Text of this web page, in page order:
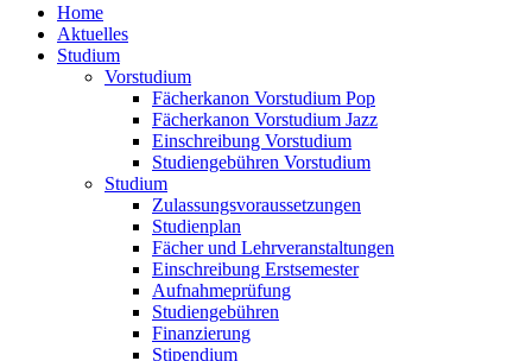
Home
Aktuelles
Studium
Vorstudium
Fächerkanon Vorstudium Pop
Fächerkanon Vorstudium Jazz
Einschreibung Vorstudium
Studiengebühren Vorstudium
Studium
Zulassungsvoraussetzungen
Studienplan
Fächer und Lehrveranstaltungen
Einschreibung Erstsemester
Aufnahmeprüfung
Studiengebühren
Finanzierung
Stipendium